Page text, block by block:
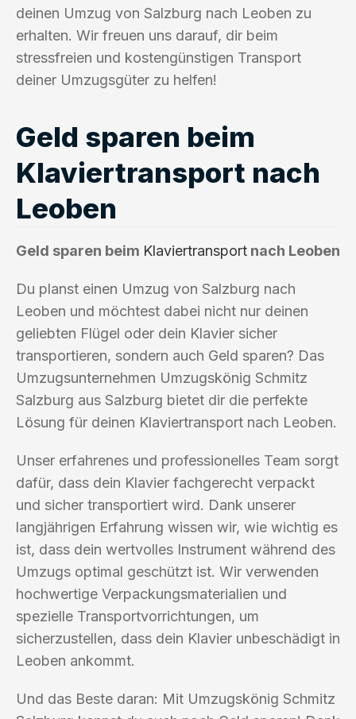
deinen Umzug von Salzburg nach Leoben zu
erhalten. Wir freuen uns darauf, dir beim
stressfreien und kostengünstigen Transport
deiner Umzugsgüter zu helfen!
Geld sparen beim
Klaviertransport nach
Leoben
Geld sparen beim Klaviertransport nach Leoben
Du planst einen Umzug von Salzburg nach
Leoben und möchtest dabei nicht nur deinen
geliebten Flügel oder dein Klavier sicher
transportieren, sondern auch Geld sparen? Das
Umzugsunternehmen Umzugskönig Schmitz
Salzburg aus Salzburg bietet dir die perfekte
Lösung für deinen Klaviertransport nach Leoben.
Unser erfahrenes und professionelles Team sorgt
dafür, dass dein Klavier fachgerecht verpackt
und sicher transportiert wird. Dank unserer
langjährigen Erfahrung wissen wir, wie wichtig es
ist, dass dein wertvolles Instrument während des
Umzugs optimal geschützt ist. Wir verwenden
hochwertige Verpackungsmaterialien und
spezielle Transportvorrichtungen, um
sicherzustellen, dass dein Klavier unbeschädigt in
Leoben ankommt.
Und das Beste daran: Mit Umzugskönig Schmitz